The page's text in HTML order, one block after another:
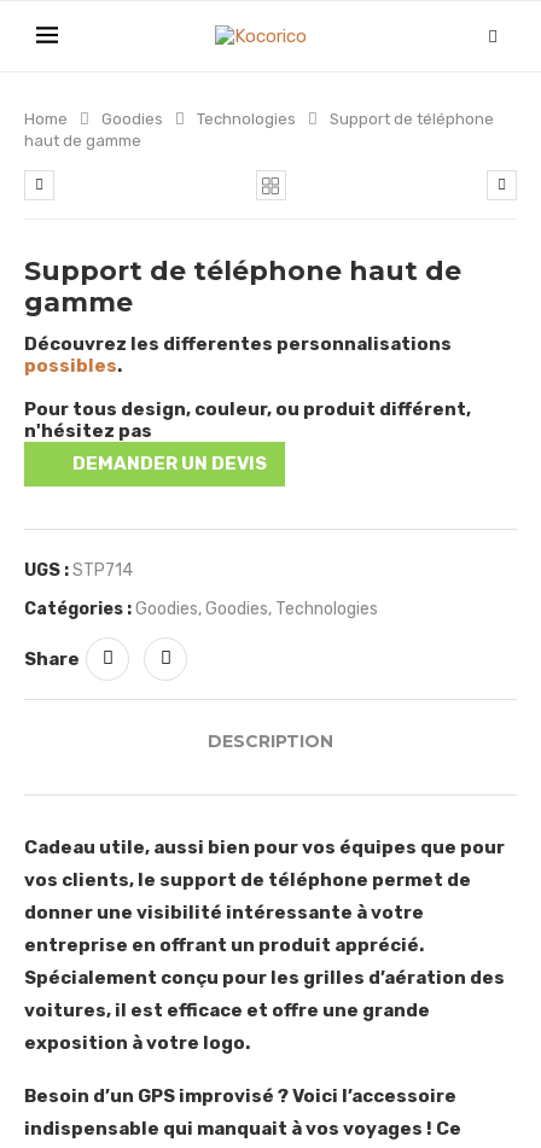
Home Goodies Technologies
Support de téléphone
haut de gamme
Support de téléphone haut de
gamme
Découvrez les differentes personnalisations
possibles.
Pour tous design, couleur, ou produit différent,
n'hésitez pas
DEMANDER UN DEVIS
UGS :STP714
Catégories :Goodies,Goodies, Technologies
Share
DESCRIPTION
Cadeau utile, aussi bien pour vos équipes que pour
vos clients, le support de téléphone permet de
donner une visibilité intéressante à votre
entreprise en offrant un produit apprécié.
Spécialement conçu pour les grilles d’aération des
voitures, il est efficace et offre une grande
exposition à votre logo.
Besoin d’un GPS improvisé ? Voici l’accessoire
indispensable qui manquait à vos voyages ! Ce